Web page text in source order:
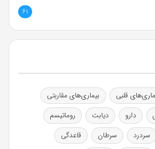
61
قلبی
بیماری‌های مقاربتی
دارو دیابت
روماتیسم
سردرد سرطان
قاعدگی